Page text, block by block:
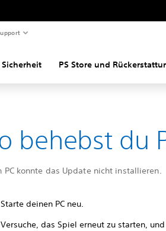
PS Store und
behebst du
PC konnte das Update nicht installieren.
Starte deinen PC neu.
Versuche, das Spiel erneut zu starten,